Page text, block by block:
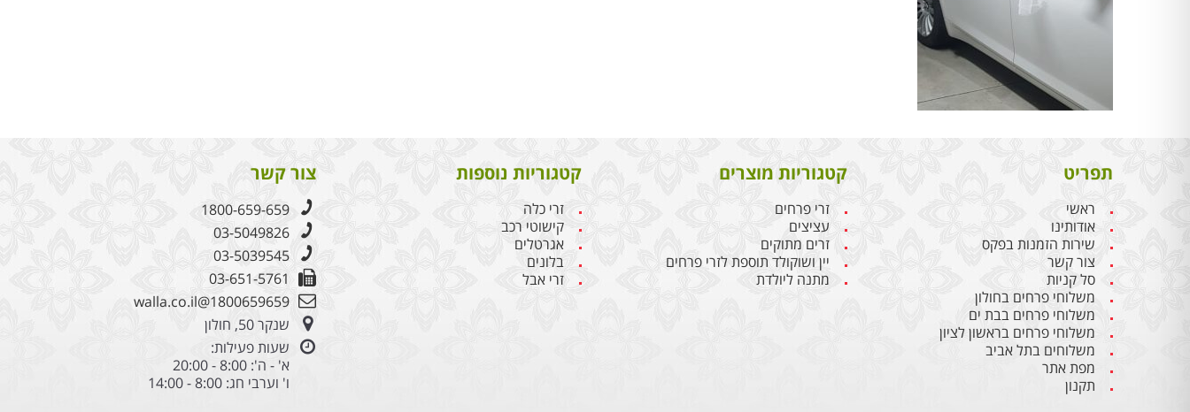
תפריט
ראשי
אודותינו
שירות הזמנות בפקס
צור קשר
סל קניות
משלוחי פרחים בחולון
משלוחי פרחים בבת ים
משלוחי פרחים בראשון לציון
משלוחים בתל אביב
מפת אתר
תקנון
קטגוריות מוצרים
זרי פרחים
עציצים
זרים מתוקים
יין ושוקולד תוספת לזרי פרחים
מתנה ליולדת
קטגוריות נוספות
זרי כלה
קישוטי רכב
אגרטלים
בלונים
זרי אבל
צור קשר
1800-659-659
03-5049826
03-5039545
03-651-5761
1800659659@walla.co.il
שנקר 50, חולון
שעות פעילות:
א' - ה': 8:00 - 20:00
ו' וערבי חג: 8:00 - 14:00